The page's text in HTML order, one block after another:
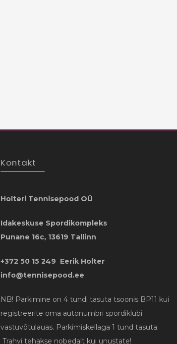
Kontakt
Holteri Tennisepood OÜ
Idakeskuse Spordikompleks
Punane 16c, 13619 Tallinn
+372 50 15 249 Eerik Holter
info@tennisepood.ee
NB! Parkimine on 4 tundi tasuta tsoonis BP11 kui
registreerite oma autonumbri spordiklubi
vastuvõtulauas. Parkimiskellaga 1 tund tasuta.
Trahvi tehakse nobedalt kui unustate!